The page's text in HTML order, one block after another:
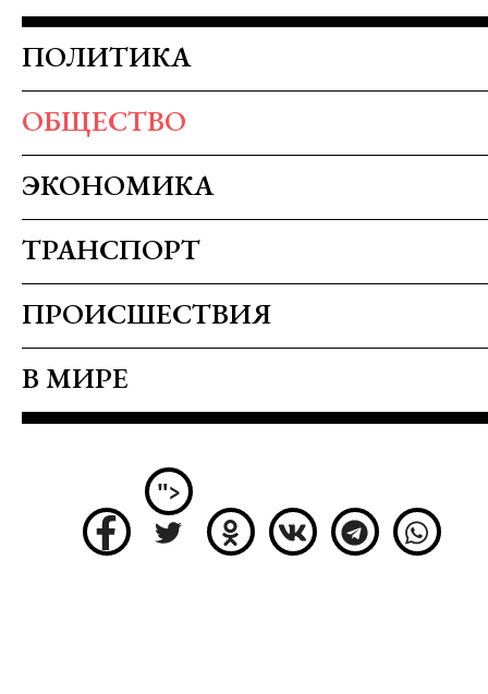
ПОЛИТИКА
ОБЩЕСТВО
ЭКОНОМИКА
ТРАНСПОРТ
ПРОИСШЕСТВИЯ
В МИРЕ
">